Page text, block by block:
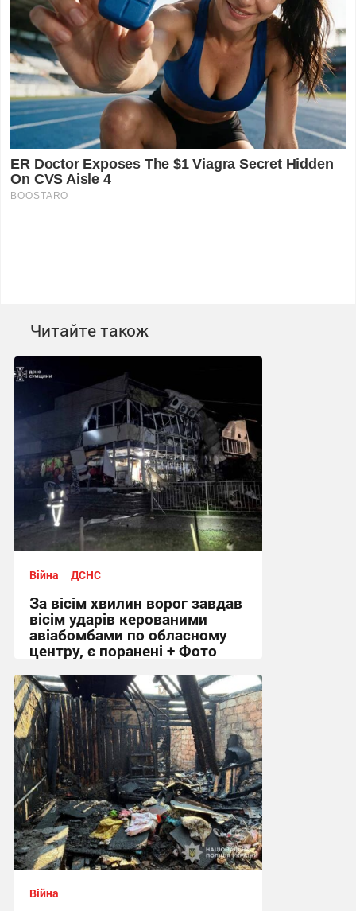
Читайте також
Війна ДСНС
За вісім хвилин ворог завдав
вісім ударів керованими
авіабомбами по обласному
центру, є поранені + Фото
09:18 сьогодні
Війна